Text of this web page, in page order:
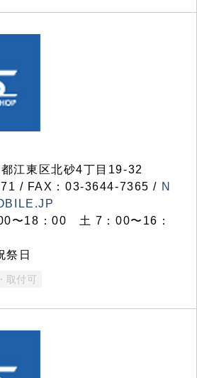
江東区北砂4丁目19-32
/ FAX：03-3644-7365 / N
〜18：00 土 7：00〜16：
祭日
取付可